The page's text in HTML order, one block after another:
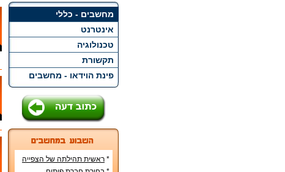
מחשבים - כללי
אינטרנט
טכנולוגיה
תקשורת
פינת הוידאו - מחשבים
* ראשית תהילתה של הצפייה
הישירה ברשת האינטרנט